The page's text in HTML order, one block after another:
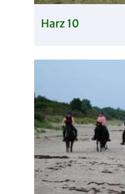
Harz 10